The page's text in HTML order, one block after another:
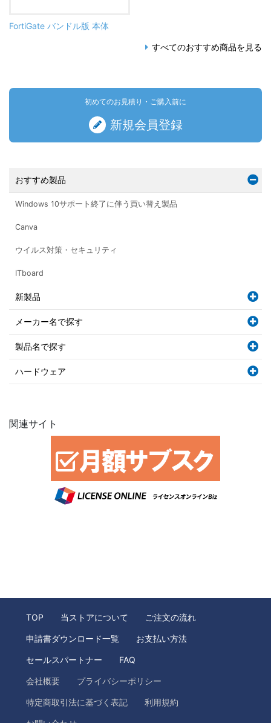
FortiGate バンドル版 本体
すべてのおすすめ商品を見る
初めてのお見積り・ご購入前に
新規会員登録
おすすめ製品
Windows 10サポート終了に伴う買い替え製品
Canva
ウイルス対策・セキュリティ
ITboard
新製品
メーカー名で探す
製品名で探す
ハードウェア
関連サイト
TOP 当ストアについて ご注文の流れ
申請書ダウンロード一覧 お支払い方法
セールスパートナー FAQ
会社概要 プライバシーポリシー
特定商取引法に基づく表記 利用規約